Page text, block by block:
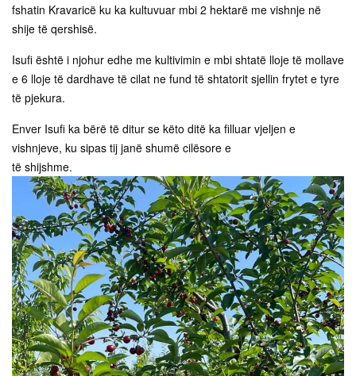
fshatin Kravaricë ku ka kultuvuar mbi 2 hektarë me vishnje në
shije të qershisë.
Isufi është i njohur edhe me kultivimin e mbi shtatë lloje të mollave
e 6 lloje të dardhave të cilat ne fund të shtatorit sjellin frytet e tyre
të pjekura.
Enver Isufi ka bërë të ditur se këto ditë ka filluar vjeljen e
vishnjeve, ku sipas tij janë shumë cilësore e
të shijshme.